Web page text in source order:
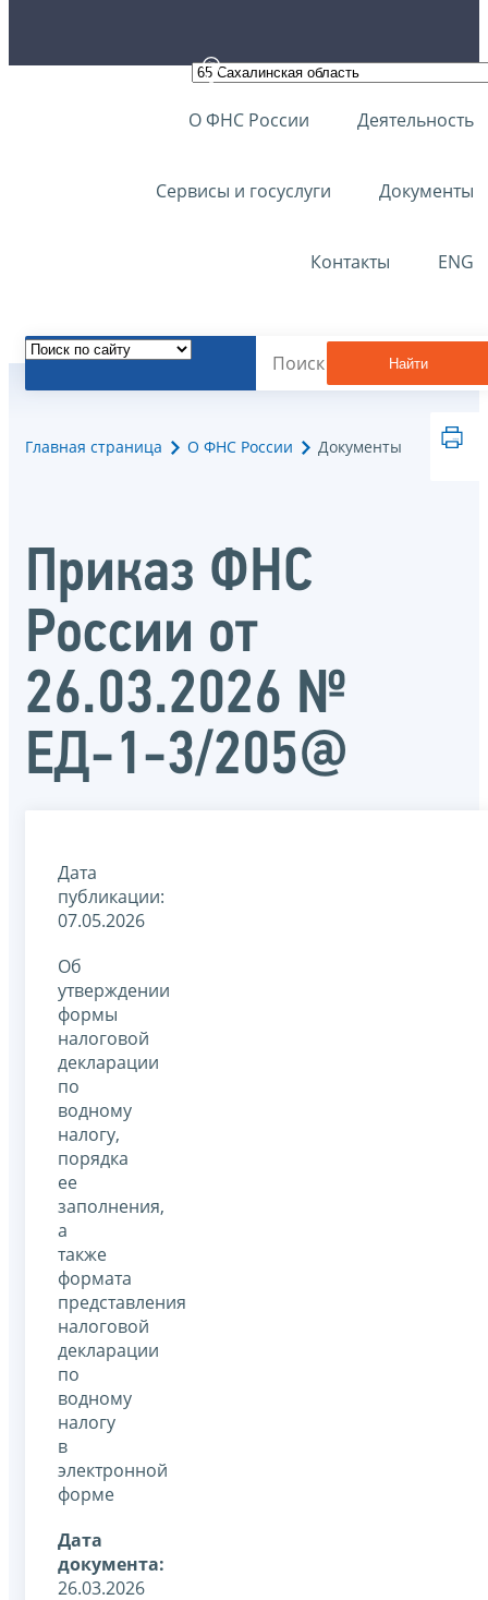
О ФНС России Деятельность
Сервисы и госуслуги Документы
Контакты ENG
Найти
Главная страница О ФНС России Документы
Приказ ФНС
России от
26.03.2026 №
ЕД-1-3/205@
Дата
публикации:
07.05.2026
Об
утверждении
формы
налоговой
декларации
по
водному
налогу,
порядка
ее
заполнения,
а
также
формата
представления
налоговой
декларации
по
водному
налогу
в
электронной
форме
Дата
документа:
26.03.2026